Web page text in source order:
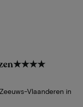
★★★★
Vlaanderen in